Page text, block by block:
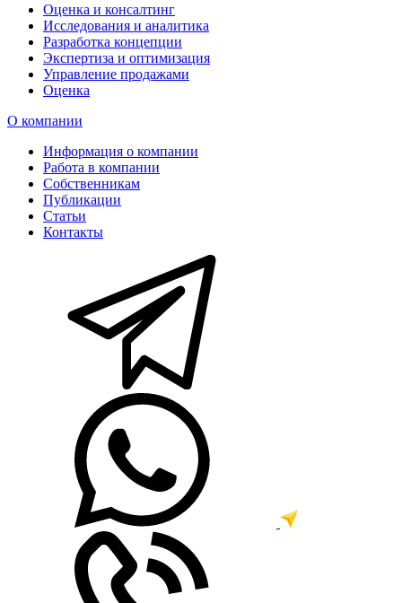
Оценка и консалтинг
Исследования и аналитика
Разработка концепции
Экспертиза и оптимизация
Управление продажами
Оценка
О компании
Информация о компании
Работа в компании
Собственникам
Публикации
Статьи
Контакты